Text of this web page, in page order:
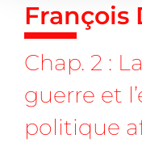
François
Chap. 2 :
guerre et
politique